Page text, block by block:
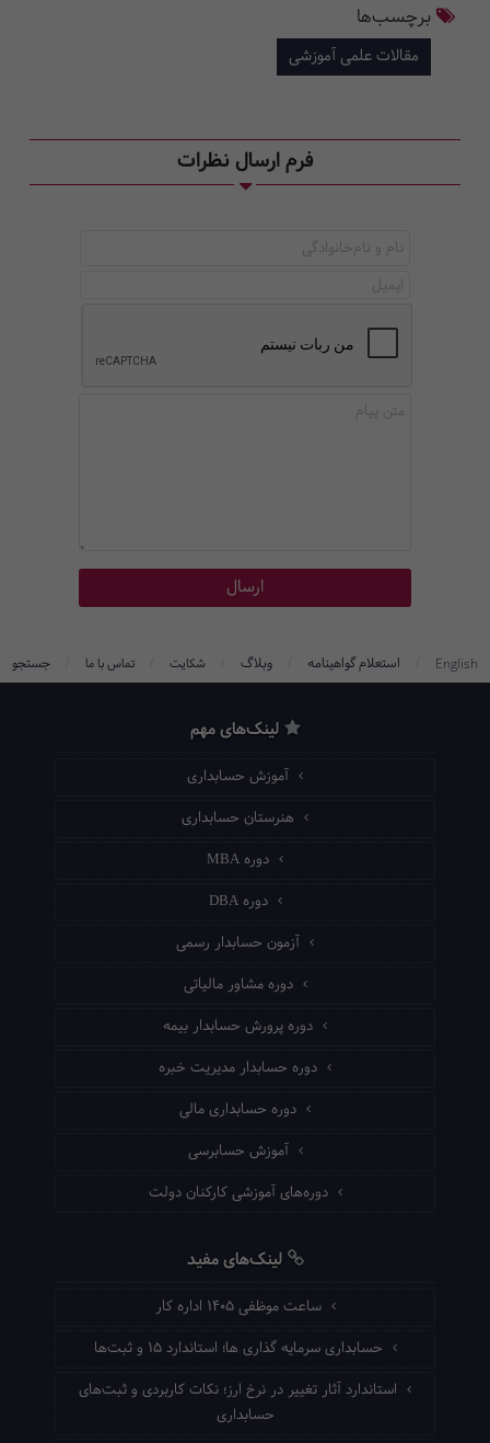
برچسب‌ها
مقالات علمی آموزشی
فرم ارسال نظرات
English استعلام گواهینامه وبلاگ شکایت تماس با ما جستجو
لینک‌های مهم
آموزش حسابداری
هنرستان حسابداری
دوره MBA
دوره DBA
آزمون حسابدار رسمی
دوره مشاور مالیاتی
دوره پرورش حسابدار بیمه
دوره حسابدار مدیریت خبره
دوره حسابداری مالی
آموزش حسابرسی
دوره‌های آموزشی کارکنان دولت
لینک‌های مفید
ساعت موظفی ۱۴۰۵ اداره کار
حسابداری سرمایه گذاری ها؛ استاندارد ۱۵ و ثبت‌ها
استاندارد آثار تغییر در نرخ ارز؛ نکات کاربردی و ثبت‌های
حسابداری